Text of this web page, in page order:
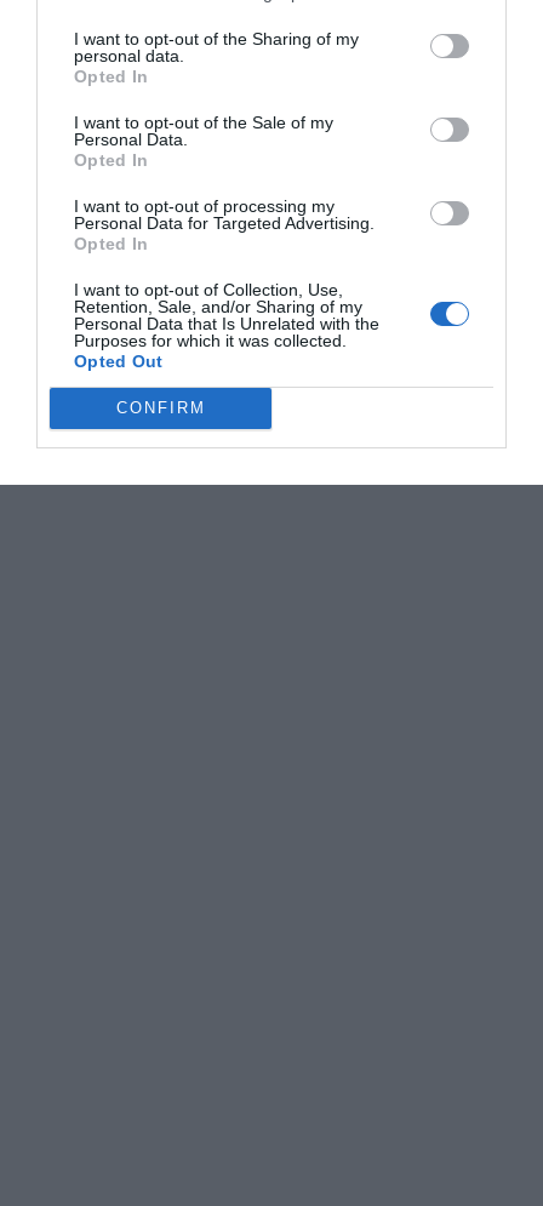
I want to opt-out of the Sharing of my
personal data.
Opted In
I want to opt-out of the Sale of my
Personal Data.
Opted In
I want to opt-out of processing my
Personal Data for Targeted Advertising.
Opted In
I want to opt-out of Collection, Use,
Retention, Sale, and/or Sharing of my
Personal Data that Is Unrelated with the
Purposes for which it was collected.
Opted Out
CONFIRM